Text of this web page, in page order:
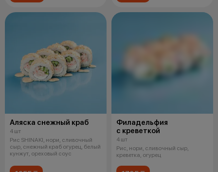
Аляска снежный краб
4 шт
Рис SHINAKI, нори, сливочный
сыр, снежный краб огурец, белый
кунжут, ореховый соус
Филадельфия
с креветкой
4 шт
Рис, нори, сливочный сыр,
креветка, огурец